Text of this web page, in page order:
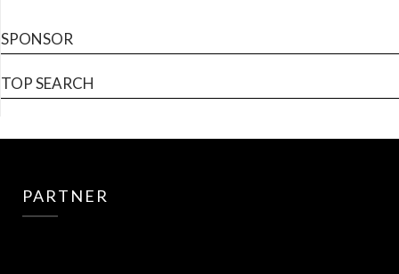
SPONSOR
TOP SEARCH
PARTNER